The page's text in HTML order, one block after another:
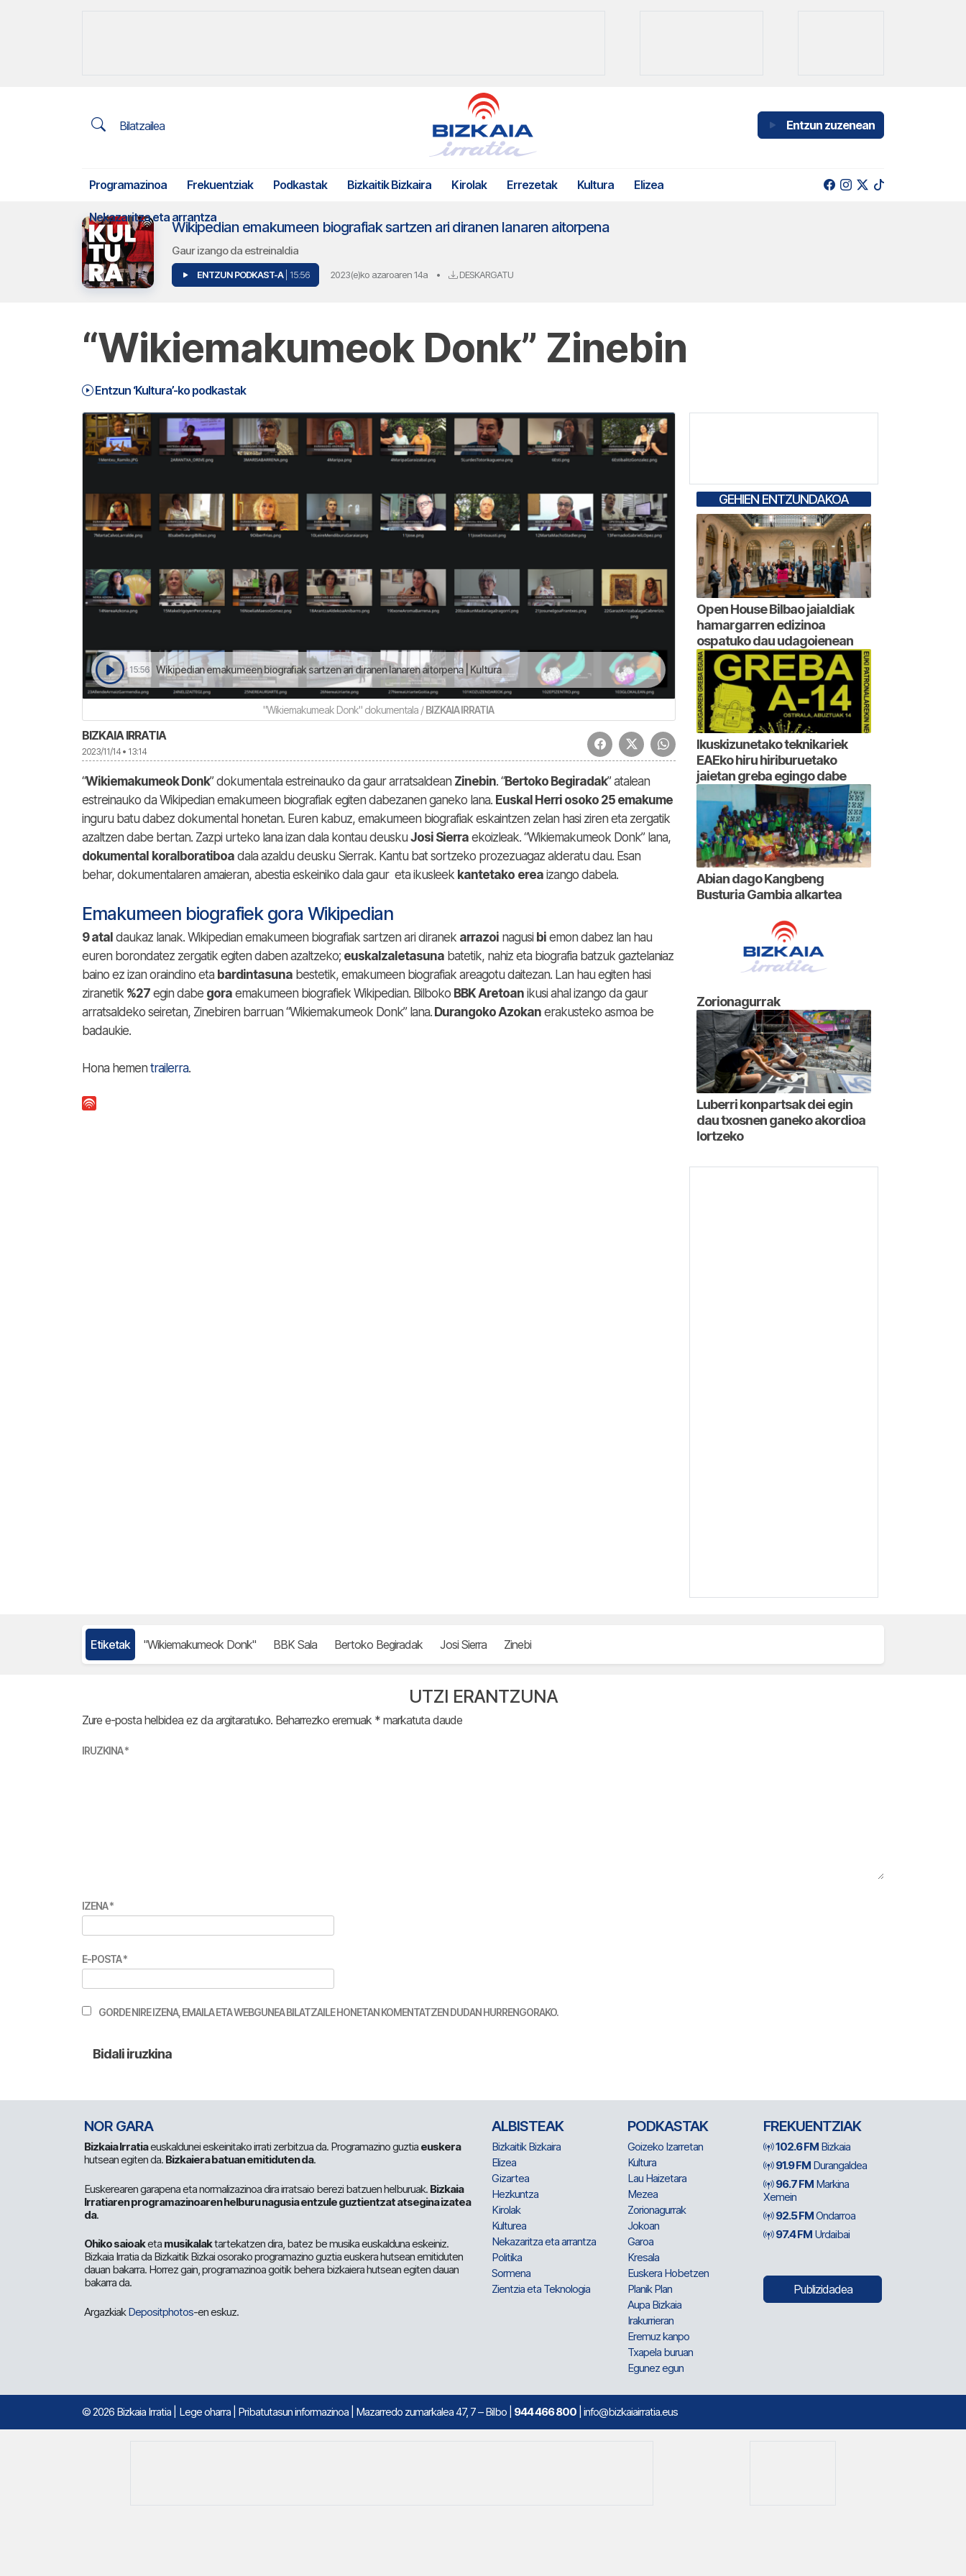
Bilatzailea Entzun zuzenean
Programazinoa Frekuentziak Podkastak Bizkaitik Bizkaira Kirolak Errezetak Kultura Elizea
Nekazaritza eta arrantza
Wikipedian emakumeen biografiak sartzen ari diranen lanaren aitorpena
Gaur izango da estreinaldia
ENTZUN PODKAST-A | 15:56 2023(e)ko azaroaren 14a • DESKARGATU
“Wikiemakumeok Donk” Zinebin
Entzun ‘Kultura’-ko podkastak
15:56 Wikipedian emakumeen biografiak sartzen ari diranen lanaren aitorpena | Kultura
"Wikiemakumeak Donk" dokumentala /BIZKAIA IRRATIA
BIZKAIA IRRATIA
2023/11/14 • 13:14
“Wikiemakumeok Donk” dokumentala estreinauko da gaur arratsaldean Zinebin. “Bertoko Begiradak” atalean
estreinauko da Wikipedian emakumeen biografiak egiten dabezanen ganeko lana. Euskal Herri osoko 25 emakume
inguru batu dabez dokumental honetan. Euren kabuz, emakumeen biografiak eskaintzen zelan hasi ziren eta zergatik
azaltzen dabe bertan. Zazpi urteko lana izan dala kontau deusku Josi Sierra ekoizleak. “Wikiemakumeok Donk” lana,
dokumental koralboratiboa dala azaldu deusku Sierrak. Kantu bat sortzeko prozezuagaz alderatu dau. Esan
behar, dokumentalaren amaieran, abestia eskeiniko dala gaur eta ikusleek kantetako erea izango dabela.
Emakumeen biografiek gora Wikipedian
9 atal daukaz lanak. Wikipedian emakumeen biografiak sartzen ari diranek arrazoi nagusi bi emon dabez lan hau
euren borondatez zergatik egiten daben azaltzeko; euskalzaletasuna batetik, nahiz eta biografia batzuk gaztelaniaz
baino ez izan oraindino eta bardintasuna bestetik, emakumeen biografiak areagotu daitezan. Lan hau egiten hasi
ziranetik %27 egin dabe gora emakumeen biografiek Wikipedian. Bilboko BBK Aretoan ikusi ahal izango da gaur
arratsaldeko seiretan, Zinebiren barruan “Wikiemakumeok Donk” lana. Durangoko Azokan erakusteko asmoa be
badaukie.
Hona hemen trailerra.
GEHIEN ENTZUNDAKOA
Open House Bilbao jaialdiak
hamargarren edizinoa
ospatuko dau udagoienean
Ikuskizunetako teknikariek
EAEko hiru hiriburuetako
jaietan greba egingo dabe
Abian dago Kangbeng
Busturia Gambia alkartea
Zorionagurrak
Luberri konpartsak dei egin
dau txosnen ganeko akordioa
lortzeko
Etiketak "Wikiemakumeok Donk" BBK Sala Bertoko Begiradak Josi Sierra Zinebi
UTZI ERANTZUNA
Zure e-posta helbidea ez da argitaratuko. Beharrezko eremuak * markatuta daude
IRUZKINA*
IZENA*
E-POSTA*
GORDE NIRE IZENA, EMAILA ETA WEBGUNEA BILATZAILE HONETAN KOMENTATZEN DUDAN HURRENGORAKO.
NOR GARA
Bizkaia Irratiaeuskaldunei eskeinitako irrati zerbitzua da. Programazino guztia euskera
hutsean egiten da. Bizkaiera batuan emitiduten da.
Euskerearen garapena eta normalizazinoa dira irratsaio berezi batzuen helburuak. Bizkaia
Irratiaren programazinoaren helburu nagusia entzule guztientzat atsegina izatea
da.
Ohiko saioaketa musikalaktartekatzen dira, batez be musika euskalduna eskeiniz.
Bizkaia Irratia da Bizkaitik Bizkai osorako programazino guztia euskera hutsean emitiduten
dauan bakarra. Horrez gain, programazinoa goitik behera bizkaiera hutsean egiten dauan
bakarra da.
ArgazkiakDepositphotos-en eskuz.
ALBISTEAK
Bizkaitik Bizkaira
Elizea
Gizartea
Hezkuntza
Kirolak
Kulturea
Nekazaritza eta arrantza
Politika
Sormena
Zientzia eta Teknologia
PODKASTAK
Goizeko Izarretan
Kultura
Lau Haizetara
Mezea
Zorionagurrak
Jokoan
Garoa
Kresala
Euskera Hobetzen
Planik Plan
Aupa Bizkaia
Irakurrieran
Eremuz kanpo
Txapela buruan
Egunez egun
FREKUENTZIAK
102.6 FM Bizkaia
91.9 FM Durangaldea
96.7 FM Markina
Xemein
92.5 FMOndarroa
97.4 FM Urdaibai
Publizidadea
© 2026 Bizkaia Irratia Lege oharra Pribatutasun informazinoa | Mazarredo zumarkalea 47, 7 – Bilbo | 944 466 800 | info@bizkaiairratia.eus